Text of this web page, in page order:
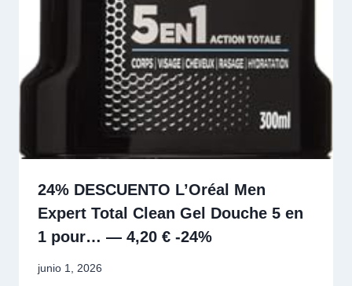
24% DESCUENTO L’Oréal Men
Expert Total Clean Gel Douche 5 en
1 pour… — 4,20 € -24%
junio 1, 2026